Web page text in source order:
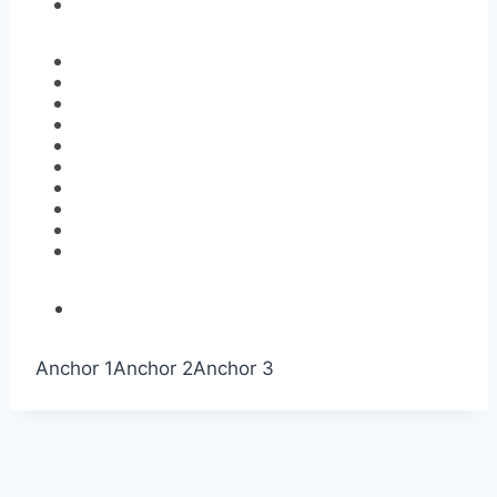
Anchor 1Anchor 2Anchor 3